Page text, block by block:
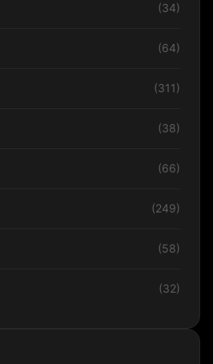
(34)
(64)
(311)
(38)
(66)
(249)
(58)
(32)